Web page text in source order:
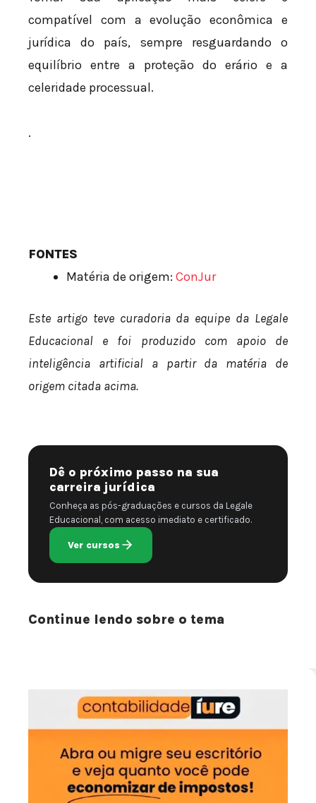
compatível com a evolução econômica e
jurídica do país, sempre resguardando o
equilíbrio entre a proteção do erário e a
celeridade processual.
.
FONTES
Matéria de origem: ConJur
Este artigo teve curadoria da equipe da Legale
Educacional e foi produzido com apoio de
inteligência artificial a partir da matéria de
origem citada acima.
Dê o próximo passo na sua
carreira jurídica
Conheça as pós-graduações e cursos da Legale
Educacional, com acesso imediato e certificado.
Ver cursos
Continue lendo sobre o tema